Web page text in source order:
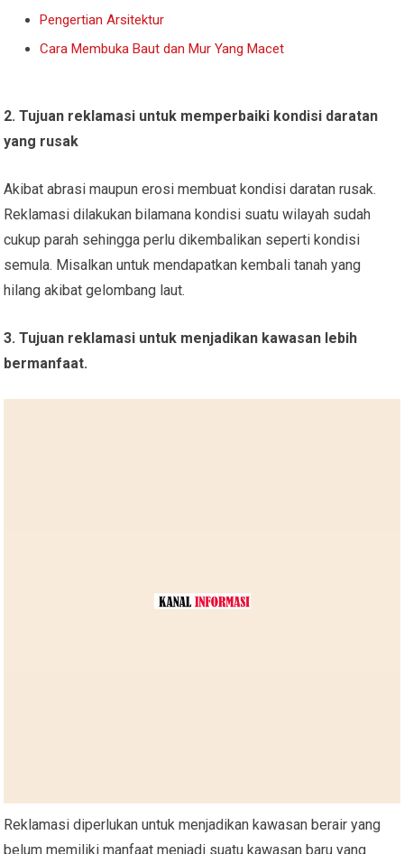
Pengertian Arsitektur
Cara Membuka Baut dan Mur Yang Macet
2. Tujuan reklamasi untuk memperbaiki kondisi daratan
yang rusak
Akibat abrasi maupun erosi membuat kondisi daratan rusak.
Reklamasi dilakukan bilamana kondisi suatu wilayah sudah
cukup parah sehingga perlu dikembalikan seperti kondisi
semula. Misalkan untuk mendapatkan kembali tanah yang
hilang akibat gelombang laut.
3. Tujuan reklamasi untuk menjadikan kawasan lebih
bermanfaat.
Reklamasi diperlukan untuk menjadikan kawasan berair yang
belum memiliki manfaat menjadi suatu kawasan baru yang